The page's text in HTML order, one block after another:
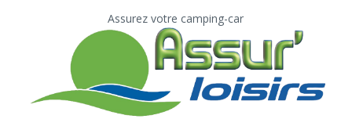
Assurez votre camping-car